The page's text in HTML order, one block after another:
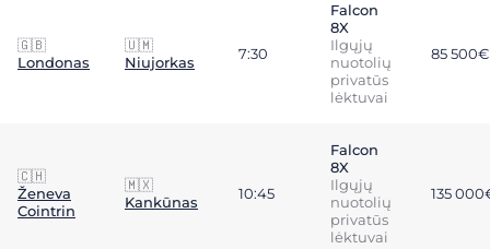
🇬🇧
Londonas
🇺🇲
Niujorkas
7:30
Falcon
8X
Ilgųjų
nuotolių
privatūs
lėktuvai
85 500€
🇨🇭
Ženeva
Cointrin
🇲🇽
Kankūnas
10:45
Falcon
8X
Ilgųjų
nuotolių
privatūs
lėktuvai
135